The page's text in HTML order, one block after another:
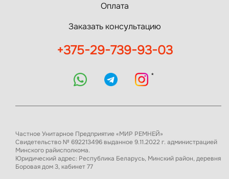
Оплата
Заказать консультацию
+375-29-739-93-03
*
Частное Унитарное Предприятие «МИР РЕМНЕЙ»
Свидетельство № 692213496 выданное 9.11.2022 г. администрацией
Минского райисполкома.
Юридический адрес: Республика Беларусь, Минский район, деревня
Боровая дом 3, кабинет 77